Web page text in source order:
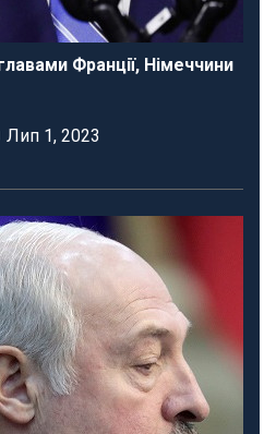
Франції, Німеччини
Лип 1, 2023